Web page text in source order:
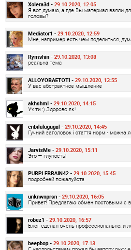
Xolera3d - 29.10.2020, 12:05
Я вот думаю, а где Вы материал взяли
головы?
Mediator1 - 29.10.2020, 12:59
Мне, например есть чем поделиться,
Rymshin - 29.10.2020, 13:08
реальна тема
ALLOYOBAETOTl - 29.10.2020, 13:55
У вас абстрактное мышление
akhshml - 29.10.2020, 14:15
Ух ти :) Здорово як!
enbilulugugal - 29.10.2020, 14:45
Гучний заголовок і стаття норм - можна
JarvisMe - 29.10.2020, 15:11
Это — глупость!
PURPLEBRAIN42 - 29.10.2020, 15:45
подробней пожалуйста
unknwnprsn - 29.10.2020, 16:05
Привет! Предлагаю обмен постовыми с
robez1 - 29.10.2020, 16:57
Блог сделан очень профессионально, и
beepbop - 29.10.2020, 17:13